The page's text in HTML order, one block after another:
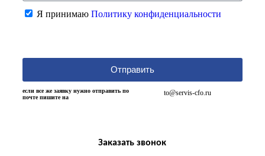
Я принимаю Политику конфиденциальности
Отправить
если все же заявку нужно отправить по
почте пишите на
to@servis-cfo.ru
Заказать звонок